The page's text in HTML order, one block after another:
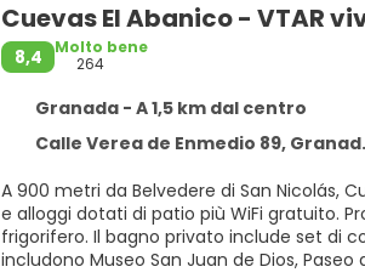
Cuevas El Abanico - VTAR
8,4
Molto bene
264
Granada - A 1,5 km dal centro
Calle Verea de Enmedio 89, Granada 18010
A 900 metri da Belvedere di San Nicolás,
e alloggi dotati di patio più WiFi gratuito. Provvisti di un’area salotto e vista sulla montagna, gli alloggi includono lavatrice e cucina con
frigorifero. Il bagno privato include set di cortesia e asciugacapelli. I luoghi di
includono Museo San Juan de Dios,